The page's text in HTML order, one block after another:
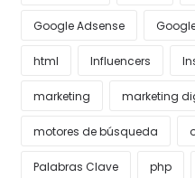
Google Adsense
html Influencers
marketing marketing
motores de búsqueda
Palabras Clave php